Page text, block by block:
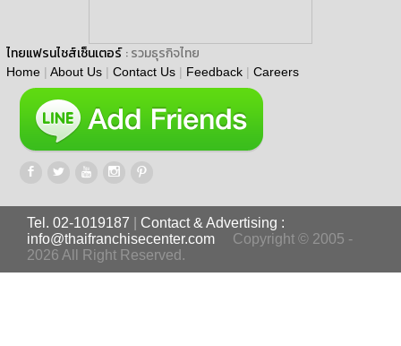
ไทยแฟรนไชส์เซ็นเตอร์ : รวมธุรกิจไทย
Home | About Us | Contact Us | Feedback | Careers
Tel. 02-1019187
Contact & Advertising :
info@thaifranchisecenter.com
Copyright © 2005 -
2026 All Right Reserved.